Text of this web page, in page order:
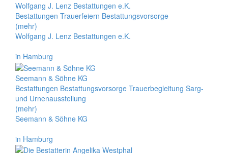
Wolfgang J. Lenz Bestattungen e.K.
Bestattungen Trauerfeiern Bestattungsvorsorge
(mehr)
Wolfgang J. Lenz Bestattungen e.K.
in Hamburg
Seemann & Söhne KG
Bestattungen Bestattungsvorsorge Trauerbegleitung Sarg-
und Urnenausstellung
(mehr)
Seemann & Söhne KG
in Hamburg